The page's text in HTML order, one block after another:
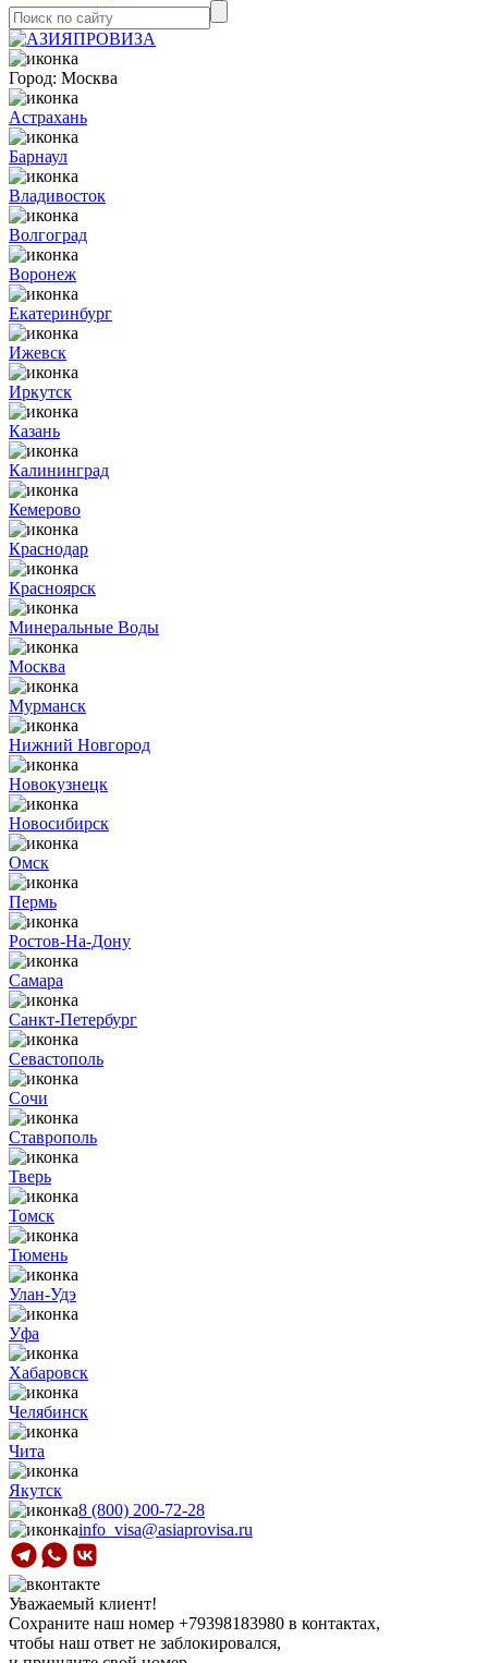
Город: Москва
Астрахань
Барнаул
Владивосток
Волгоград
Воронеж
Екатеринбург
Ижевск
Иркутск
Казань
Калининград
Кемерово
Краснодар
Красноярск
Минеральные Воды
Москва
Мурманск
Нижний Новгород
Новокузнецк
Новосибирск
Омск
Пермь
Ростов-На-Дону
Самара
Санкт-Петербург
Севастополь
Сочи
Ставрополь
Тверь
Томск
Тюмень
Улан-Удэ
Уфа
Хабаровск
Челябинск
Чита
Якутск
8 (800) 200-72-28
info_visa@asiaprovisa.ru
Уважаемый клиент!
Сохраните наш номер +79398183980 в контактах,
чтобы наш ответ не заблокировался,